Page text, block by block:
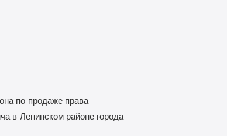
по продаже права
в Ленинском районе города